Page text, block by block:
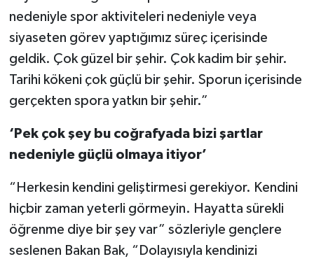
nedeniyle spor aktiviteleri nedeniyle veya
siyaseten görev yaptığımız süreç içerisinde
geldik. Çok güzel bir şehir. Çok kadim bir şehir.
Tarihi kökeni çok güçlü bir şehir. Sporun içerisinde
gerçekten spora yatkın bir şehir.”
‘Pek çok şey bu coğrafyada bizi şartlar
nedeniyle güçlü olmaya itiyor’
“Herkesin kendini geliştirmesi gerekiyor. Kendini
hiçbir zaman yeterli görmeyin. Hayatta sürekli
öğrenme diye bir şey var” sözleriyle gençlere
seslenen Bakan Bak, “Dolayısıyla kendinizi